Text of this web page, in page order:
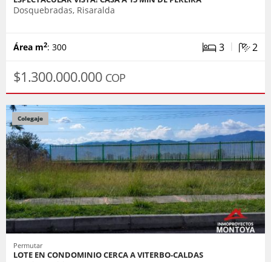
Dosquebradas, Risaralda
Área m2: 300 3 | 2
$1.300.000.000 COP
Colegaje
Permutar
LOTE EN CONDOMINIO CERCA A VITERBO-CALDAS